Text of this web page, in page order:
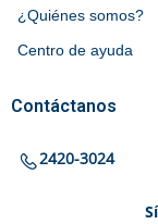
¿Quiénes somos?
Centro de ayuda
Contáctanos
2420-3024